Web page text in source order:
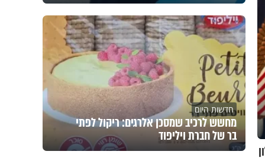
חדשות היום
מחשש לרכיב שמסכן אלרגים: ריקול לפתי
בר של חברת ויליפוד